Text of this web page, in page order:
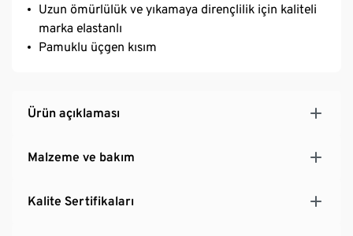
Uzun ömürlülük ve yıkamaya dirençlilik için kaliteli
marka elastanlı
Pamuklu üçgen kısım
Ürün açıklaması
Malzeme ve bakım
Kalite Sertifikaları